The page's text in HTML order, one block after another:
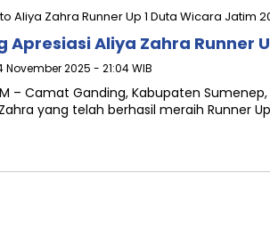
Apresiasi Aliya Zahra Runner
November 2025 - 21:04 WIB
– Camat Ganding, Kabupaten
yang telah berhasil meraih Runner